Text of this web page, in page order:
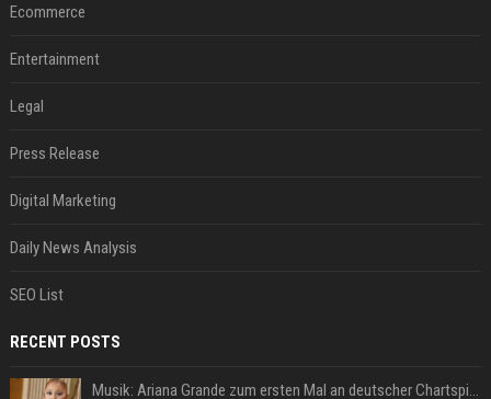
Ecommerce
Entertainment
Legal
Press Release
Digital Marketing
Daily News Analysis
SEO List
RECENT POSTS
Musik: Ariana Grande zum ersten Mal an deutscher Chartspitze